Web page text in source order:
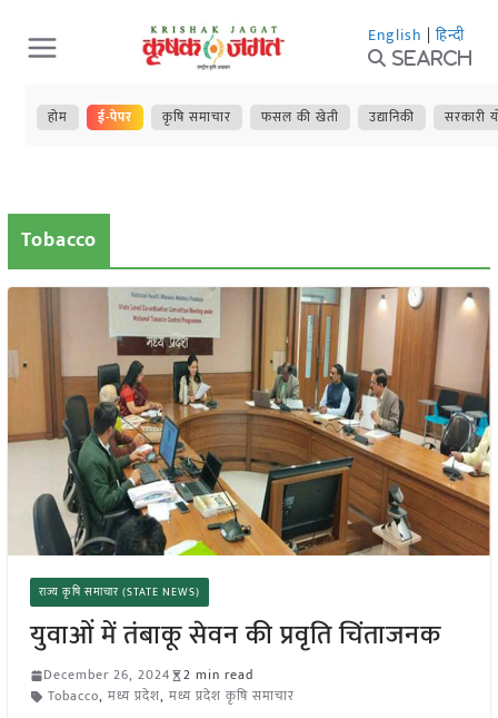
Skip
to
content
English | हिन्दी
Search
होम ई-पेपर कृषि समाचार फसल की खेती उद्यानिकी सरकारी
Tobacco
राज्य कृषि समाचार (STATE NEWS)
युवाओं में तंबाकू सेवन की प्रवृति चिंताजनक
December 26, 2024
2 min read
Tobacco, मध्य प्रदेश, मध्य प्रदेश कृषि समाचार